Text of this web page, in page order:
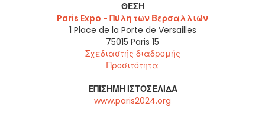
ΘΈΣΗ
Paris Expo - Πύλη των Βερσαλλιών
1 Place de la Porte de Versailles
75015 Paris 15
Σχεδιαστής διαδρομής
Προσιτότητα
ΕΠΊΣΗΜΗ ΙΣΤΟΣΕΛΊΔΑ
www.paris2024.org